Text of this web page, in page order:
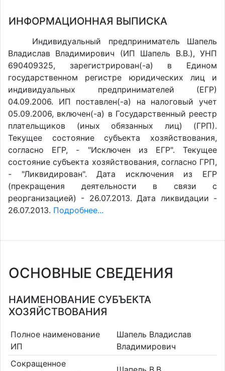
ИНФОРМАЦИОННАЯ ВЫПИСКА
Индивидуальный предприниматель Шапель
Владислав Владимирович (ИП Шапель В.В.), УНП
690409325, зарегистрирован(-а) в Едином
государственном регистре юридических лиц и
индивидуальных предпринимателей (ЕГР)
04.09.2006. ИП поставлен(-a) на налоговый учет
05.09.2006, включен(-a) в Государственный реестр
плательщиков (иных обязанных лиц) (ГРП).
Текущее состояние субъекта хозяйствования,
согласно ЕГР, - "Исключен из ЕГР". Текущее
состояние субъекта хозяйствования, согласно ГРП,
- "Ликвидирован". Дата исключения из ЕГР
(прекращения деятельности в связи с
реорганизацией) - 26.07.2013. Дата ликвидации -
26.07.2013. Подробнее...
ОСНОВНЫЕ СВЕДЕНИЯ
НАИМЕНОВАНИЕ СУБЪЕКТА
ХОЗЯЙСТВОВАНИЯ
Полное наименование
ИП
Шапель Владислав
Владимирович
Сокращенное